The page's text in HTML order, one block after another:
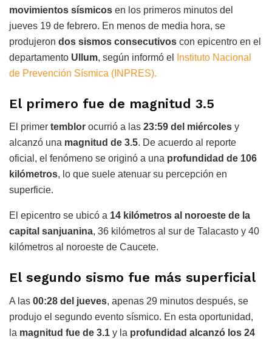
movimientos sísmicos en los primeros minutos del
jueves 19 de febrero. En menos de media hora, se
produjeron dos sismos consecutivos con epicentro en el
departamento Ullum, según informó el
Instituto Nacional
de Prevención Sísmica (INPRES).
El primero fue de magnitud 3.5
El primer temblor ocurrió a las 23:59 del miércoles y
alcanzó una magnitud de 3.5. De acuerdo al reporte
oficial, el fenómeno se originó a una profundidad de 106
kilómetros, lo que suele atenuar su percepción en
superficie.
El epicentro se ubicó a 14 kilómetros al noroeste de la
capital sanjuanina, 36 kilómetros al sur de Talacasto y 40
kilómetros al noroeste de Caucete.
El segundo sismo fue más superficial
A las 00:28 del jueves, apenas 29 minutos después, se
produjo el segundo evento sísmico. En esta oportunidad,
la magnitud fue de 3.1 y la profundidad alcanzó los 24